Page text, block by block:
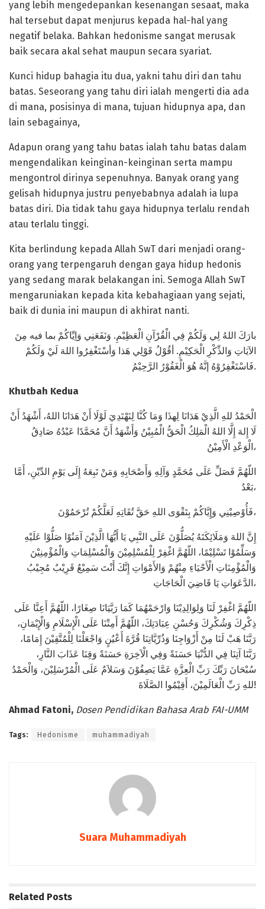
yang lebih mengedepankan kesenangan sesaat, maka
hal tersebut dapat menjurus kepada hal-hal yang
negatif belaka. Bahkan hedonisme sangat merusak
baik secara akal sehat maupun secara syariat.
Kunci hidup bahagia itu dua, yakni tahu diri dan tahu
batas. Seseorang yang tahu diri ialah mengerti dia ada
di mana, posisinya di mana, tujuan hidupnya apa, dan
lain sebagainya,
Adapun orang yang tahu batas ialah tahu batas dalam
mengendalikan keinginan-keinginan serta mampu
mengontrol dirinya sepenuhnya. Banyak orang yang
gelisah hidupnya justru penyebabnya adalah ia lupa
batas diri. Dia tidak tahu gaya hidupnya terlalu rendah
atau terlalu tinggi.
Kita berlindung kepada Allah SwT dari menjadi orang-
orang yang terpengaruh dengan gaya hidup hedonis
yang sedang marak belakangan ini. Semoga Allah SwT
mengaruniakan kepada kita kebahagiaan yang sejati,
baik di dunia ini maupun di akhirat nanti.
بارَكَ اللهُ لِي وَلَكُمْ فِي الْقُرْآنِ الْعَظِيْمِ. وَنَفَعَنِي وَاِيِّاكُمْ بما فيه مِنَ
الآيَاتِ وَالذِّكْرِ الْحَكِيْمِ. أقُوْلُ قَوْلِي هَذا وَأسْتَغْفِرُوا اللهَ لَيْ وَلَكُمْ
فَاسْتَغْفِرُوْهُ إنَّهُ هُوَ الْغَفُوْرُ الرَّحِيْمُ.
Khutbah Kedua
الْحَمْدُ للهِ الَّذِيْ هَدَانَا لِهذَا وَمَا كُنَّا لِنَهْتَدِيَ لَوْلَا أَنْ هَدَانَا اللهُ، أَشْهَدُ أَنْ
لَا إِلهَ إِلَّا اللهُ الْمَلِكُ الْحَقُّ الْمُبِيْنُ وَأَشْهَدُ أَنَّ مُحَمَّدًا عَبْدُهُ صَادِقُ
الْوَعْدِ الْأَمِيْنُ،
اللّهُمَّ فَصَلِّ عَلَى مُحَمَّدٍ وَآلِهِ وَأَصْحَابِهِ وَمَنْ تَبِعَهُ إِلَى يَوْمِ الدِّيْنِ، أَمَّا
بَعْدُ،
فَأُوْصِيْنِي وَإِيَّاكُمْ بِتَقْوَى اللهِ حَقَّ تُقَاتِهِ لَعَلَّكُمْ تُرْحَمُوْنَ،
وَسَلِّمُوْا تَسْلِيْمًا، اللّهُمَّ اغْفِرْ لِلْمُسْلِمِيْنَ وَالْمُسْلِمَاتِ وَالْمُؤْمِنِيْنَ
وَالْمُؤْمِنَاتِ الْأَحْيَاءِ مِنْهُمْ وَالأَمْوَاتِ إِنَّكَ أَنْتَ سَمِيْعٌ قَرِيْبٌ مُجِيْبُ
الدَّعَوَاتِ يَا قَاضِيَ الْحَاجَاتِ،
ذِكْرِكَ وَشُكْرِكَ وَحُسْنِ عِبَادَتِكَ، اللّهُمَّ أَمِتْنَا عَلَى الْإِسْلَامِ وَالْإِيْمَانِ،
رَبَّنَا هَبْ لَنَا مِنْ أَزْوَاجِنَا وَذُرِّيَّاتِنَا قُرَّةَ أَعْيُنٍ وَاجْعَلْنَا لِلْمُتَّقِيْنَ إِمَامًا،
رَبَّنَا آتِنَا فِي الدُّنْيَا حَسَنَةً وَفِي الْآخِرَةِ حَسَنَةً وَقِنَا عَذَابَ النَّارِ،
سُبْحَانَ رَبِّكَ رَبِّ الْعِزَّةِ عَمَّا يَصِفُوْنَ وَسَلاَمٌ عَلَى الْمُرْسَلِيْنَ، وَالْحَمْدُ
للهِ رَبِّ الْعَالَمِيْنَ، أَقِيْمُوا الصَّلَاةَ!
Ahmad Fatoni, Dosen Pendidikan Bahasa Arab FAI-UMM
Tags: Hedonisme muhammadiyah
Suara Muhammadiyah
Related Posts